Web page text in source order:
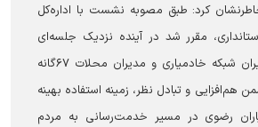
کرد: طبق مصوبه نشست با اداره‌کل
مقرر شد در آینده نزدیک جلسه‌ای
مشترک با حضور مدیران شبکه خادمیاری و مدیران محلات ۶۷گانه
هم‌افزایی و تبادل نظر، زمینه استفاده بهینه
رضوی در مسیر خدمت‌رسانی به مردم